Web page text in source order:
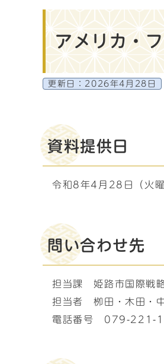
アメリカ・
更新日： 2026年4月28日
資料提供日
令和8年4月28日（火曜
問い合わせ先
担当課 姫路市国際戦
担当者 栁田・木田・
電話番号 079-221-